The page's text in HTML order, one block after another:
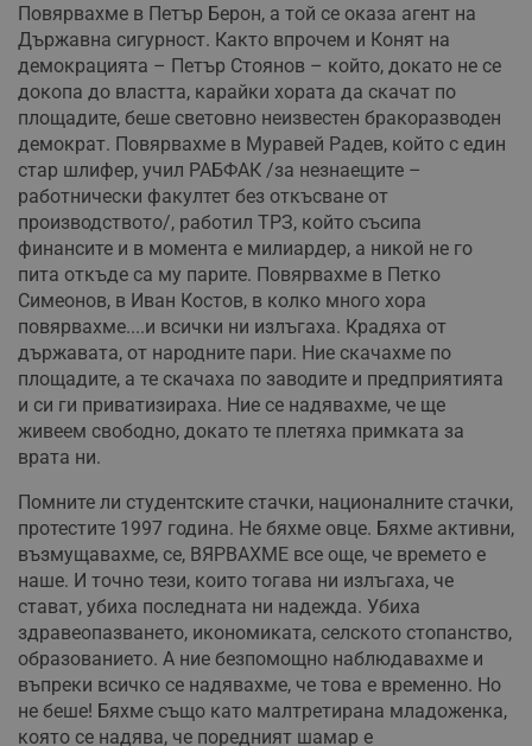
Повярвахме в Петър Берон, а той се оказа агент на
Държавна сигурност. Както впрочем и Конят на
демокрацията – Петър Стоянов – който, докато не се
докопа до властта, карайки хората да скачат по
площадите, беше световно неизвестен бракоразводен
демократ. Повярвахме в Муравей Радев, който с един
стар шлифер, учил РАБФАК /за незнаещите –
работнически факултет без откъсване от
производството/, работил ТРЗ, който съсипа
финансите и в момента е милиардер, а никой не го
пита откъде са му парите. Повярвахме в Петко
Симеонов, в Иван Костов, в колко много хора
повярвахме....и всички ни излъгаха. Крадяха от
държавата, от народните пари. Ние скачахме по
площадите, а те скачаха по заводите и предприятията
и си ги приватизираха. Ние се надявахме, че ще
живеем свободно, докато те плетяха примката за
врата ни.
Помните ли студентските стачки, националните стачки,
протестите 1997 година. Не бяхме овце. Бяхме активни,
възмущавахме, се, ВЯРВАХМЕ все още, че времето е
наше. И точно тези, които тогава ни излъгаха, че
стават, убиха последната ни надежда. Убиха
здравеопазването, икономиката, селското стопанство,
образованието. А ние безпомощно наблюдавахме и
въпреки всичко се надявахме, че това е временно. Но
не беше! Бяхме също като малтретирана младоженка,
която се надява, че поредният шамар е